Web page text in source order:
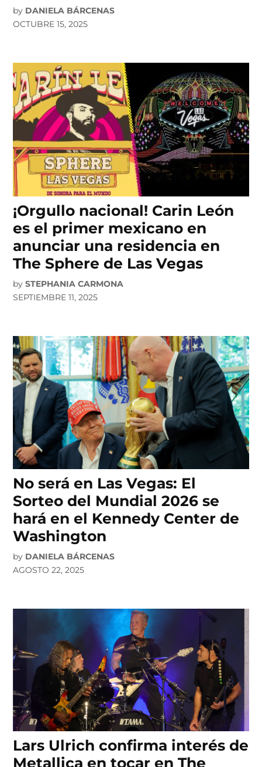
by DANIELA BÁRCENAS
OCTUBRE 15, 2025
¡Orgullo nacional! Carin León
es el primer mexicano en
anunciar una residencia en
The Sphere de Las Vegas
by STEPHANIA CARMONA
SEPTIEMBRE 11, 2025
No será en Las Vegas: El
Sorteo del Mundial 2026 se
hará en el Kennedy Center de
Washington
by DANIELA BÁRCENAS
AGOSTO 22, 2025
Lars Ulrich confirma interés de
Metallica en tocar en The